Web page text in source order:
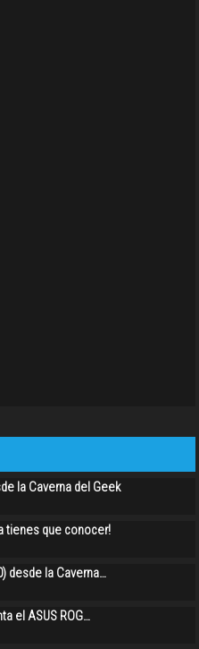
la Caverna del Geek
tienes que conocer!
desde la Caverna…
el ASUS ROG…